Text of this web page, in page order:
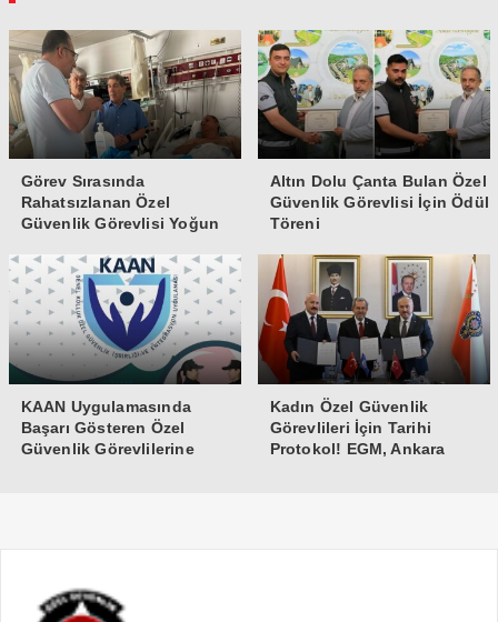
Görev Sırasında
Rahatsızlanan Özel
Güvenlik Görevlisi Yoğun
Altın Dolu Çanta Bulan Özel
Güvenlik Görevlisi İçin Ödül
Töreni
KAAN Uygulamasında
Başarı Gösteren Özel
Güvenlik Görevlilerine
Kadın Özel Güvenlik
Görevlileri İçin Tarihi
Protokol! EGM, Ankara